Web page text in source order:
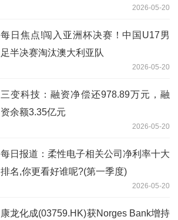
2026-05-20
每日焦点!闯入亚洲杯决赛！中国U17男
足半决赛淘汰澳大利亚队
2026-05-20
三变科技：融资净偿还978.89万元，融
资余额3.35亿元
2026-05-20
每日报道：柔性电子相关公司净利率十大
排名,你更看好谁呢?(第一季度)
2026-05-20
康龙化成(03759.HK)获Norges Bank增持